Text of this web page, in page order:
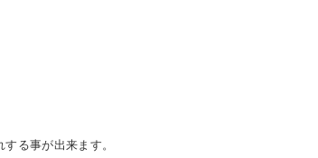
る事が出来ます。